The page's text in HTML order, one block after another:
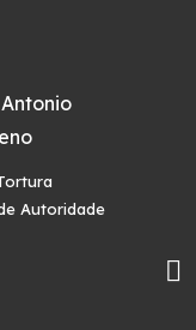
Autoridade